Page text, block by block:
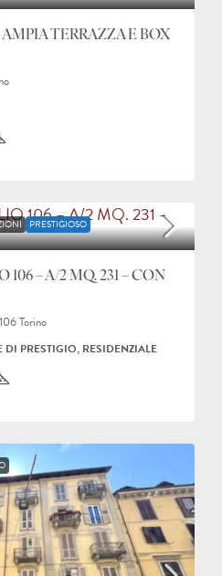
TERRAZZA E BOX
PRESTIGIOSO
106 – A/2 MQ. 231 – CON
Torino
PRESTIGIO, RESIDENZIALE